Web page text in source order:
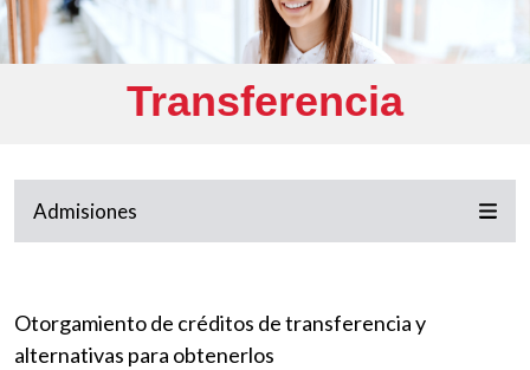
Transferencia
Admisiones
Otorgamiento de créditos de transferencia y
alternativas para obtenerlos